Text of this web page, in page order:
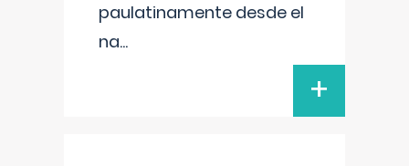
paulatinamente desde el
na...
+